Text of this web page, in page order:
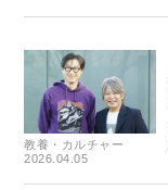
教養・カルチャー
2026.04.05